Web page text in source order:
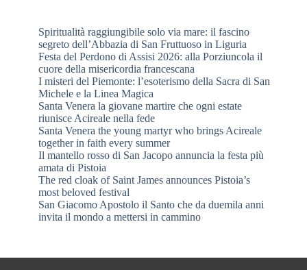
Spiritualità raggiungibile solo via mare: il fascino
segreto dell’Abbazia di San Fruttuoso in Liguria
Festa del Perdono di Assisi 2026: alla Porziuncola il
cuore della misericordia francescana
I misteri del Piemonte: l’esoterismo della Sacra di San
Michele e la Linea Magica
Santa Venera la giovane martire che ogni estate
riunisce Acireale nella fede
Santa Venera the young martyr who brings Acireale
together in faith every summer
Il mantello rosso di San Jacopo annuncia la festa più
amata di Pistoia
The red cloak of Saint James announces Pistoia’s
most beloved festival
San Giacomo Apostolo il Santo che da duemila anni
invita il mondo a mettersi in cammino